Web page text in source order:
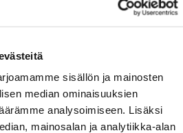
sisällön ja mainosten
median ominaisuuksien
analysoimiseen. Lisäksi
mainosalan ja analytiikka-alan
osallistumisesi, mikäli et
ja se toimii
MoWe Card
appin MoWe Card sivulta.